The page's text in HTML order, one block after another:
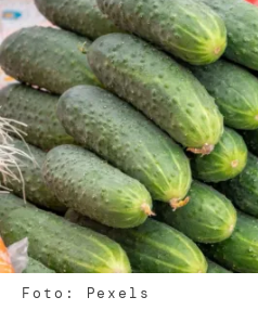
Foto: Pexels